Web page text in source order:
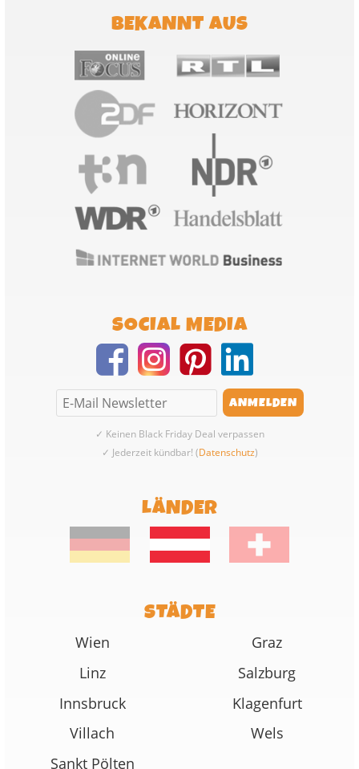
BEKANNT AUS
SOCIAL MEDIA
✓ Keinen Black Friday Deal verpassen
✓ Jederzeit kündbar! (Datenschutz)
LÄNDER
STÄDTE
Wien
Graz
Linz
Salzburg
Innsbruck
Klagenfurt
Villach
Wels
Sankt Pölten